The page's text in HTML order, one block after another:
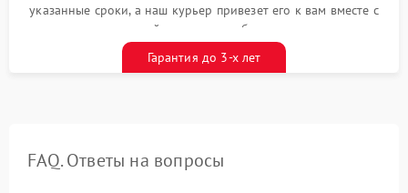
указанные сроки, а наш курьер привезет его к вам вместе с
гарантийным талоном бесплатно
Гарантия до 3-х лет
FAQ. Ответы на вопросы